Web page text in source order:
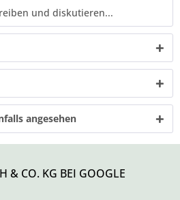
und diskutieren...
angesehen
& CO. KG BEI GOOGLE